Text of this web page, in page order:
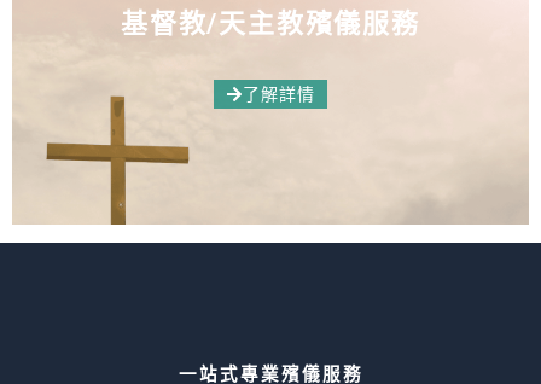
基督教/天主教殯儀服務
了解詳情
一站式專業殯儀服務